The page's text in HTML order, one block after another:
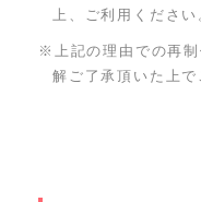
上、ご利用ください
※上記の理由での再
解ご了承頂いた上で